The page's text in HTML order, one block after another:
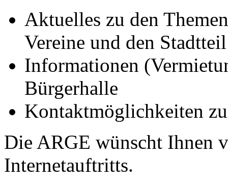
Aktuelles zu den
Vereine und den
Informationen
Bürgerhalle
Kontaktmöglichkeiten
Die ARGE wünscht Ihnen
Internetauftritts.